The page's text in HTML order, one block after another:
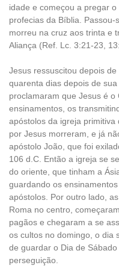
idade e começou a pregar
profecias da Bíblia.
morreu na cruz aos trinta e
Aliança (Ref. Lc. 3:21-23,
Jesus ressuscitou depois
quarenta dias depois de
proclamaram que Jesus é
ensinamentos, os
apóstolos da igreja
por Jesus morreram, e já
apóstolo João, que foi
106 d.C. Então a igreja se
do oriente, que tinham a
guardando os
apóstolos. Por outro lado,
Roma no centro,
pagãos e chegaram a se
os cultos no domingo, o dia
de guardar o Dia de
perseguição.